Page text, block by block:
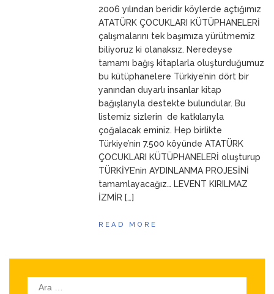
ANNEM2006 yılından beridir köylerde açtığımız
ATATÜRK ÇOCUKLARI KÜTÜPHANELERİ
çalışmalarını tek başımıza yürütmemiz
biliyoruz ki olanaksız. Neredeyse
tamamı bağış kitaplarla oluşturduğumuz
bu kütüphanelere Türkiye’nin dört bir
yanından duyarlı insanlar kitap
bağışlarıyla destekte bulundular. Bu
listemiz sizlerin de katkılarıyla
çoğalacak eminiz. Hep birlikte
Türkiye’nin 7.500 köyünde ATATÜRK
ÇOCUKLARI KÜTÜPHANELERİ oluşturup
TÜRKİYE’nin AYDINLANMA PROJESİNİ
tamamlayacağız… LEVENT KIRILMAZ
İZMİR […]
READ MORE
Arama: